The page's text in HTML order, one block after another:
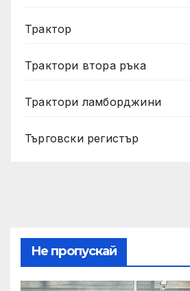
Трактор
Трактори втора ръка
Трактори ламборджини
Търговски регистър
Не пропускай